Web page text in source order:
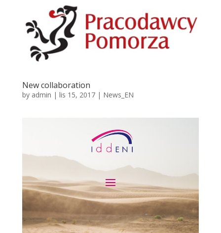
New collaboration
by admin | lis 15, 2017| News_EN